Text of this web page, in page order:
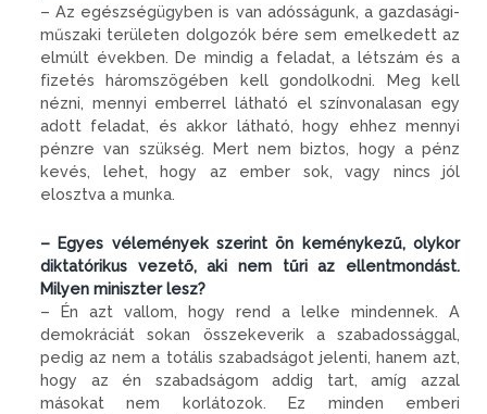
– Az egészségügyben is van adósságunk, a gazdasági-
műszaki területen dolgozók bére sem emelkedett az
elmúlt években. De mindig a feladat, a létszám és a
fizetés háromszögében kell gondolkodni. Meg kell
nézni, mennyi emberrel látható el színvonalasan egy
adott feladat, és akkor látható, hogy ehhez mennyi
pénzre van szükség. Mert nem biztos, hogy a pénz
kevés, lehet, hogy az ember sok, vagy nincs jól
elosztva a munka.
– Egyes vélemények szerint ön keménykezű, olykor
diktatórikus vezető, aki nem tűri az ellentmondást.
Milyen miniszter lesz?
– Én azt vallom, hogy rend a lelke mindennek. A
demokráciát sokan összekeverik a szabadossággal,
pedig az nem a totális szabadságot jelenti, hanem azt,
hogy az én szabadságom addig tart, amíg azzal
másokat nem korlátozok. Ez minden emberi